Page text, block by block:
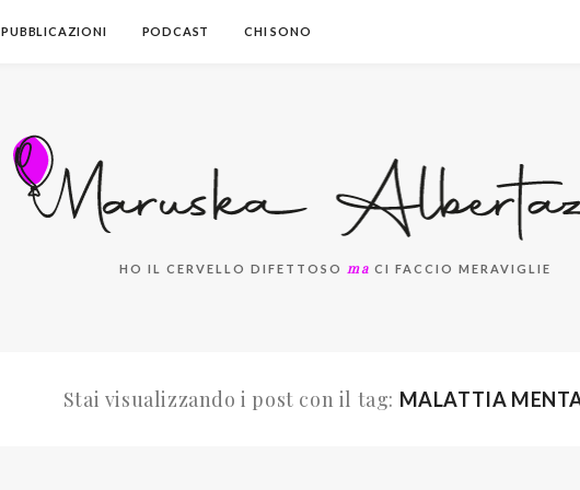
PUBBLICAZIONI PODCAST CHI SONO
HO IL CERVELLO DIFETTOSO ma CI FACCIO MERAVIGLIE
Stai visualizzando i post con il tag: MALATTIA